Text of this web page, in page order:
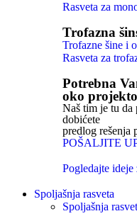
Rasveta za
Trofazna
Trofazne šine i
Rasveta za
Potrebna
oko
Naš tim je tu da
dobićete
predlog rešenja
POŠALJITE
Pogledajte ideje
Spoljašnja rasveta
Spoljašnja